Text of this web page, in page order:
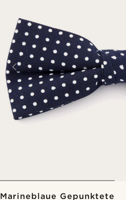
Marineblaue Gepunktete